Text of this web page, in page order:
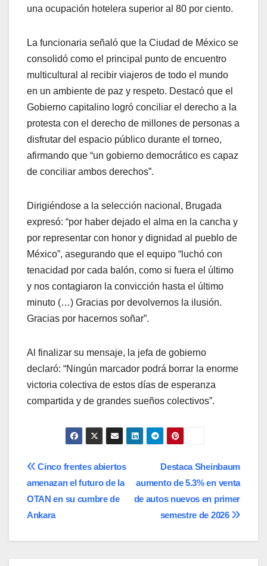
una ocupación hotelera superior al 80 por ciento.
La funcionaria señaló que la Ciudad de México se
consolidó como el principal punto de encuentro
multicultural al recibir viajeros de todo el mundo
en un ambiente de paz y respeto. Destacó que el
Gobierno capitalino logró conciliar el derecho a la
protesta con el derecho de millones de personas a
disfrutar del espacio público durante el torneo,
afirmando que “un gobierno democrático es capaz
de conciliar ambos derechos”.
Dirigiéndose a la selección nacional, Brugada
expresó: “por haber dejado el alma en la cancha y
por representar con honor y dignidad al pueblo de
México”, asegurando que el equipo “luchó con
tenacidad por cada balón, como si fuera el último
y nos contagiaron la convicción hasta el último
minuto (…) Gracias por devolvernos la ilusión.
Gracias por hacernos soñar”.
Al finalizar su mensaje, la jefa de gobierno
declaró: “Ningún marcador podrá borrar la enorme
victoria colectiva de estos días de esperanza
compartida y de grandes sueños colectivos”.
Navegación
de
entradas
Destaca Sheinbaum
aumento de 5.3% en venta
de autos nuevos en primer
semestre de 2026
Cinco frentes abiertos
amenazan el futuro de la
OTAN en su cumbre de
Ankara